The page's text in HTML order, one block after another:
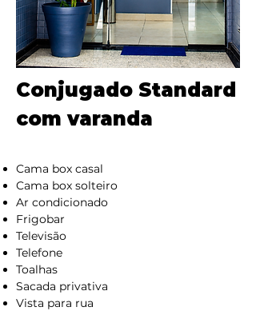
Conjugado Standard
com varanda
Cama box casal
Cama box solteiro
Ar condicionado
Frigobar
Televisão
Telefone
Toalhas
Sacada privativa
Vista para rua